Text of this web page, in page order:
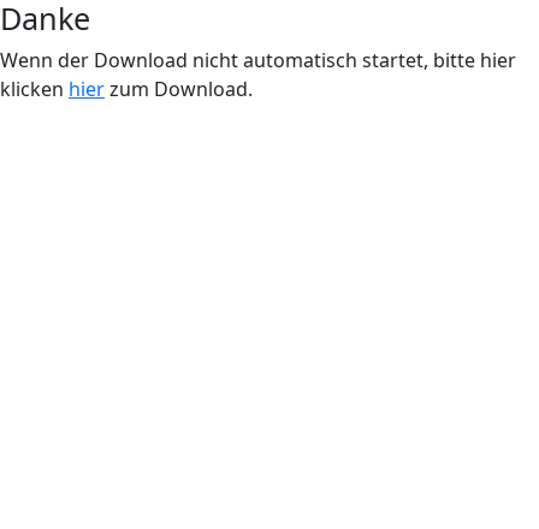
Danke
Wenn der Download nicht automatisch startet, bitte hier
klicken hierzum Download.